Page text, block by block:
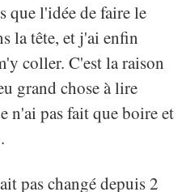
que l'idée de faire le
la tête, et j'ai enfin
coller. C'est la raison
grand chose à lire
n'ai pas fait que boire et
pas changé depuis 2